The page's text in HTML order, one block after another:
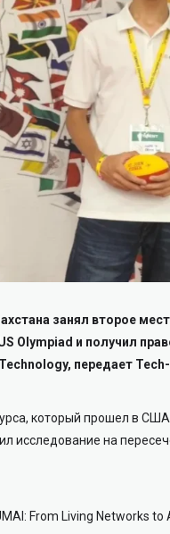
занял второе
Olympiad и получил
передает
который прошел в
исследование на
From Living Networks